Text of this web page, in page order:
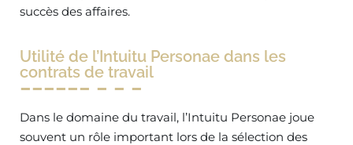
succès des affaires.
Utilité de l’Intuitu Personae dans les
contrats de travail
Dans le domaine du travail, l’Intuitu Personae joue
souvent un rôle important lors de la sélection des